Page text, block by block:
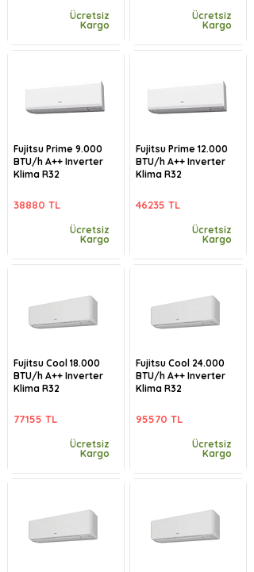
Ücretsiz
Kargo
Fujitsu Prime 9.000
BTU/h A++ Inverter
Klima R32
38880 TL
Ücretsiz
Kargo
Fujitsu Cool 18.000
BTU/h A++ Inverter
Klima R32
77155 TL
Ücretsiz
Kargo
Ücretsiz
Kargo
Fujitsu Prime 12.000
BTU/h A++ Inverter
Klima R32
46235 TL
Ücretsiz
Kargo
Fujitsu Cool 24.000
BTU/h A++ Inverter
Klima R32
95570 TL
Ücretsiz
Kargo